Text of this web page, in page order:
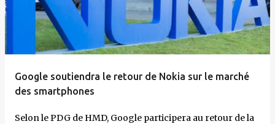
Google soutiendra le retour de Nokia sur le marché
des smartphones
Selon le PDG de HMD, Google participera au retour de la